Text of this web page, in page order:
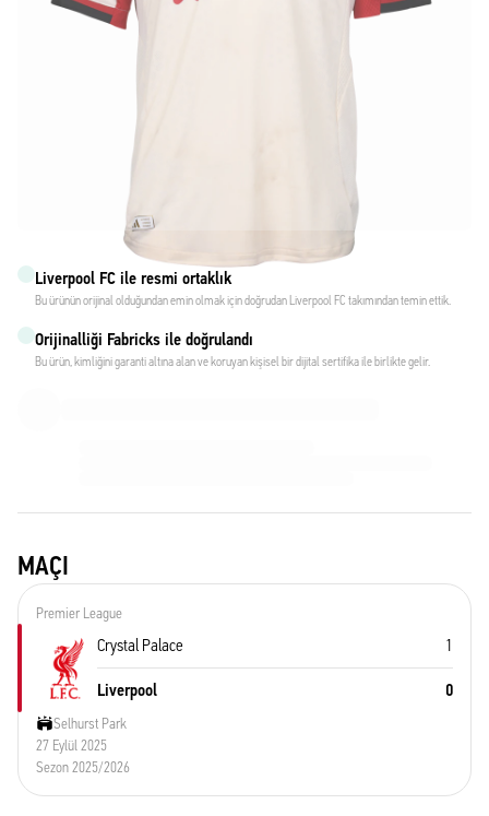
Liverpool FC ile resmi ortaklık
Bu ürünün orijinal olduğundan emin olmak için doğrudan Liverpool FC takımından temin ettik.
Orijinalliği Fabricks ile doğrulandı
Bu ürün, kimliğini garanti altına alan ve koruyan kişisel bir dijital sertifika ile birlikte gelir.
MAÇI
Premier League
Crystal Palace 1
Liverpool 0
Selhurst Park
27 Eylül 2025
Sezon 2025/2026